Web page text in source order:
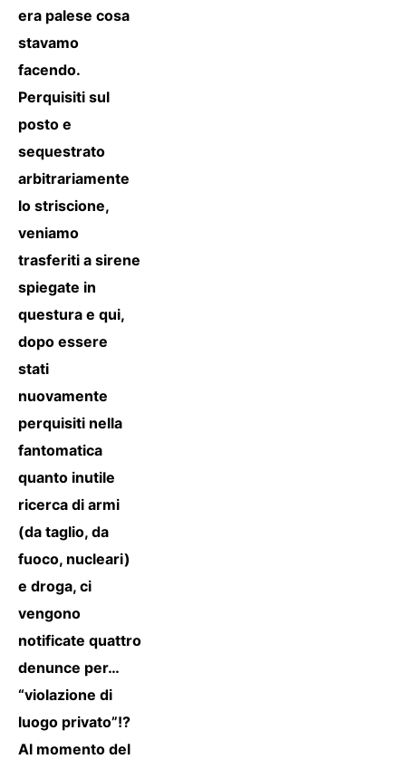
era palese cosa
stavamo
facendo.
Perquisiti sul
posto e
sequestrato
arbitrariamente
lo striscione,
veniamo
trasferiti a sirene
spiegate in
questura e qui,
dopo essere
stati
nuovamente
perquisiti nella
fantomatica
quanto inutile
ricerca di armi
(da taglio, da
fuoco, nucleari)
e droga, ci
vengono
notificate quattro
denunce per…
“violazione di
luogo privato”!?
Al momento del